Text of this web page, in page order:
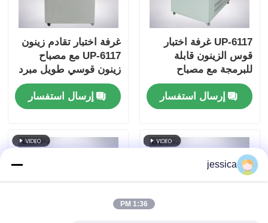
UP-6117 غرفة اختبار
قوس الزينون قابلة
للبرمجة مع مصباح
الزينون القوس الطويل
المبرد بالهواء بقوة 2.5
كيلوواط لاختبارات
ISO و ASTM
إرسال استفسار
غرفة اختبار تقادم زينون
UP-6117 مع مصباح
زينون قوسي طويل مبرد
بالهواء بقدرة 2.5 كيلو
وات للتحكم الدقيق في
الإشعاع عند 340 نانومتر
وASTM
إرسال استفسار
jessica
1:36 PM